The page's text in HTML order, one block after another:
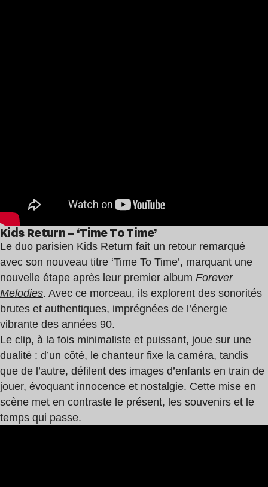
Kids Return – ‘Time To Time’
Le duo parisien Kids Return fait un retour remarqué
avec son nouveau titre ‘Time To Time’, marquant une
nouvelle étape après leur premier album Forever
Melodies. Avec ce morceau, ils explorent des sonorités
brutes et authentiques, imprégnées de l’énergie
vibrante des années 90.
Le clip, à la fois minimaliste et puissant, joue sur une
dualité : d’un côté, le chanteur fixe la caméra, tandis
que de l’autre, défilent des images d’enfants en train de
jouer, évoquant innocence et nostalgie. Cette mise en
scène met en contraste le présent, les souvenirs et le
temps qui passe.